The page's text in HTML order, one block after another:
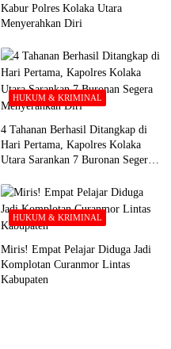
Kabur Polres Kolaka Utara
Menyerahkan Diri
HUKUM & KRIMINAL
4 Tahanan Berhasil Ditangkap di
Hari Pertama, Kapolres Kolaka
Utara Sarankan 7 Buronan Segera
HUKUM & KRIMINAL
Miris! Empat Pelajar Diduga Jadi
Komplotan Curanmor Lintas
Kabupaten